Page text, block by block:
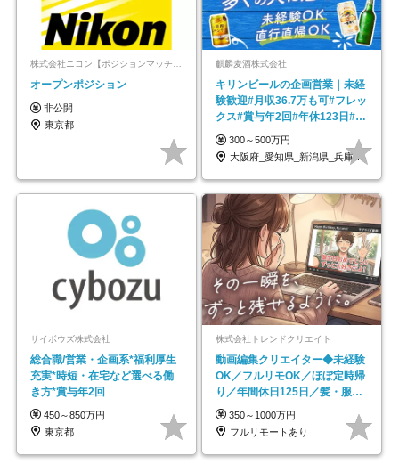
株式会社ニコン【ポジションマッチ登録】
オープンポジション
非公開
東京都
麒麟麦酒株式会社
キリンビールの企画営業｜未経
験歓迎#月収36.7万も可#フレッ
クス#賞与年2回#年休123日#完
全週休2日制
300～500万円
大阪府_愛知県_新潟県_兵庫県_福岡県
サイボウズ株式会社
総合職/営業・企画系*福利厚生
充実*時短・在宅など選べる働
き方*賞与年2回
450～850万円
東京都
株式会社トレンドクリエイト
動画編集クリエイター◆未経験
OK／フルリモOK／ほぼ定時帰
り／年間休日125日／髪・服・
ネイル自由／副業OK
350～1000万円
フルリモートあり